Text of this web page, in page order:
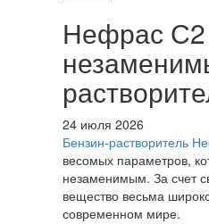
Нефрас С2
24 июля 2026
Бензин-растворитель
весомых параметров,
незаменимым. За счет
вещество весьма
современном мире.